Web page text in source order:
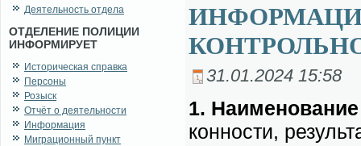
Деятельность отдела
ОТДЕЛЕНИЕ ПОЛИЦИИ
ИНФОРМИРУЕТ
Историческая справка
Персоны
Розыск
Отчёт о деятельности
Информация
Миграционный пункт
31.01.2024 15:58
1.
кон­но­сти,